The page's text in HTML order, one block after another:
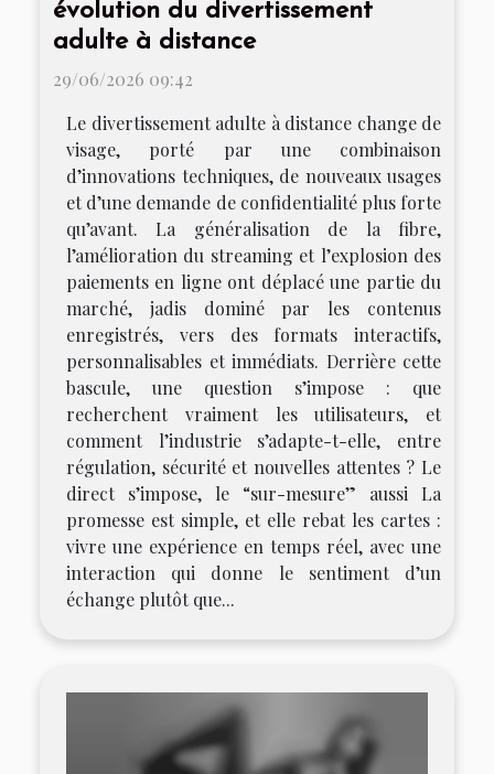
évolution du divertissement
adulte à distance
29/06/2026 09:42
Le divertissement adulte à distance change de
visage, porté par une combinaison
d’innovations techniques, de nouveaux usages
et d’une demande de confidentialité plus forte
qu’avant. La généralisation de la fibre,
l’amélioration du streaming et l’explosion des
paiements en ligne ont déplacé une partie du
marché, jadis dominé par les contenus
enregistrés, vers des formats interactifs,
personnalisables et immédiats. Derrière cette
bascule, une question s’impose : que
recherchent vraiment les utilisateurs, et
comment l’industrie s’adapte-t-elle, entre
régulation, sécurité et nouvelles attentes ? Le
direct s’impose, le “sur-mesure” aussi La
promesse est simple, et elle rebat les cartes :
vivre une expérience en temps réel, avec une
interaction qui donne le sentiment d’un
échange plutôt que...